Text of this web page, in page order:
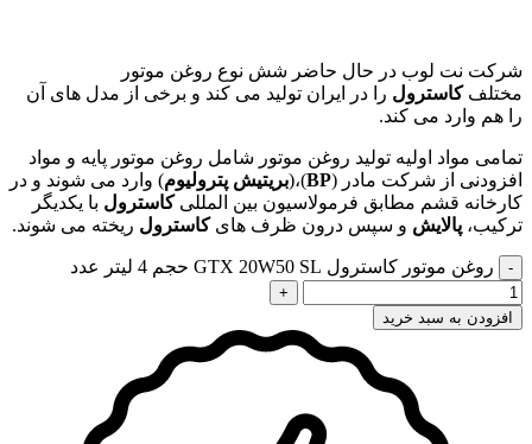
شرکت نت لوب در حال حاضر شش نوع روغن موتور
مختلفکاسترول را در ایران تولید می کند و برخی از مدل های آن
را هم وارد می کند.
تمامی مواد اولیه تولید روغن موتور شامل روغن موتور پایه و مواد
افزودنی از شرکت مادر (BP)،(بریتیش پترولیوم) وارد می شوند و در
کارخانه قشم مطابق فرمولاسیون بین المللیکاسترول با یکدیگر
ترکیب، پالایش و سپس درون ظرف هایکاسترول ریخته می شوند.
روغن موتور کاسترول GTX 20W50 SL حجم 4 لیتر عدد
افزودن به سبد خرید